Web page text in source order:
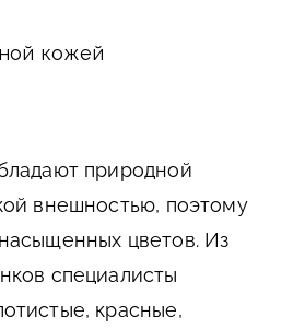
кожей
природной
внешностью, поэтому
цветов. Из
специалисты
красные,